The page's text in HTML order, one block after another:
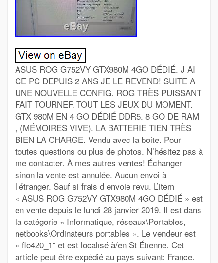
ASUS ROG G752VY GTX980M 4GO DÉDIÉ. J AI
CE PC DEPUIS 2 ANS JE LE REVEND! SUITE A
UNE NOUVELLE CONFIG. ROG TRÈS PUISSANT
FAIT TOURNER TOUT LES JEUX DU MOMENT.
GTX 980M EN 4 GO DÉDIÉ DDR5. 8 GO DE RAM
, (MÉMOIRES VIVE). LA BATTERIE TIEN TRÈS
BIEN LA CHARGE. Vendu avec la boite. Pour
toutes questions ou plus de photos. N’hésitez pas à
me contacter. À mes autres ventes! Échanger
sinon la vente est annulée. Aucun envoi à
l’étranger. Sauf si frais d envoie revu. L’item
« ASUS ROG G752VY GTX980M 4GO DÉDIÉ » est
en vente depuis le lundi 28 janvier 2019. Il est dans
la catégorie « Informatique, réseaux\Portables,
netbooks\Ordinateurs portables ». Le vendeur est
« flo420_1″ et est localisé à/en St Étienne. Cet
article peut être expédié au pays suivant: France.